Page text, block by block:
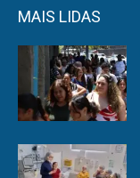
MAIS LIDAS